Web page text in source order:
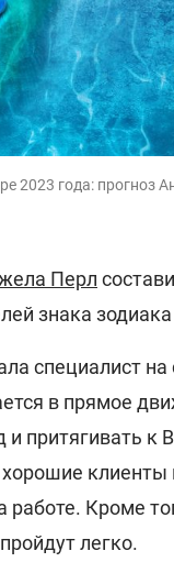
2023 года:
Перл
знака
специалист на
в прямое
и притягивать
хорошие
работе. Кроме
легко.